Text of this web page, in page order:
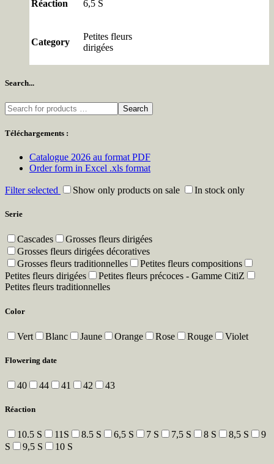
Réaction 6,5 S
Category
Petites fleurs
dirigées
Search...
Search
Téléchargements :
Catalogue 2026 au format PDF
Order form in Excel .xls format
Filter selected Show only products on sale In stock only
Serie
Cascades
Grosses fleurs dirigées
Grosses fleurs dirigées décoratives
Grosses fleurs traditionnelles
Petites fleurs compositions
Petites fleurs dirigées
Petites fleurs précoces - Gamme CitiZ
Petites fleurs traditionnelles
Color
Vert Blanc Jaune Orange Rose Rouge Violet
Flowering date
40 44 41 42 43
Réaction
10.5 S 11S 8.5 S 6,5 S 7 S 7,5 S 8 S 8,5 S
9
S
9,5 S 10 S